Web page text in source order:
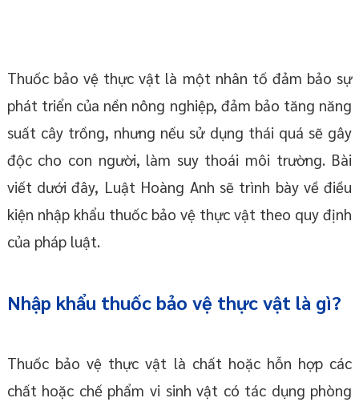
Thuốc bảo vệ thực vật là một nhân tố đảm bảo sự
phát triển của nền nông nghiệp, đảm bảo tăng năng
suất cây trồng, nhưng nếu sử dụng thái quá sẽ gây
độc cho con người, làm suy thoái môi trường. Bài
viết dưới đây, Luật Hoàng Anh sẽ trình bày về điều
kiện nhập khẩu thuốc bảo vệ thực vật theo quy định
của pháp luật.
Nhập khẩu thuốc bảo vệ thực vật là gì?
Thuốc bảo vệ thực vật là chất hoặc hỗn hợp các
chất hoặc chế phẩm vi sinh vật có tác dụng phòng